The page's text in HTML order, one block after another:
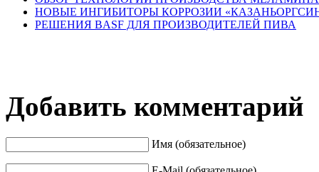
НОВЫЕ ИНГИБИТОРЫ КОРРОЗИИ
РЕШЕНИЯ BASF ДЛЯ ПРОИЗВОДИТЕЛЕЙ ПИВА
Добавить комментарий
Имя (обязательное)